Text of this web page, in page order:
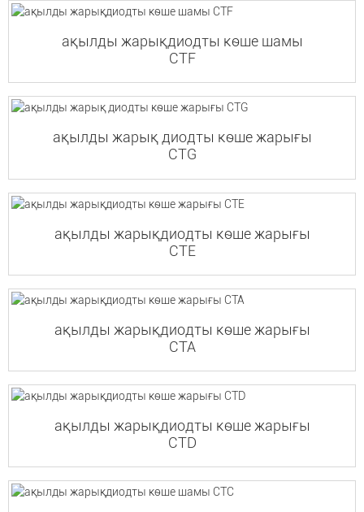
ақылды жарықдиодты көше шамы
CTF
ақылды жарық диодты көше жарығы
CTG
ақылды жарықдиодты көше жарығы
CTE
ақылды жарықдиодты көше жарығы
CTA
ақылды жарықдиодты көше жарығы
CTD